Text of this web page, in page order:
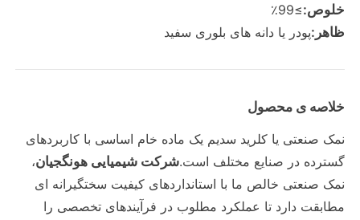
خلوص:≥99٪
ظاهر:پودر یا دانه های بلوری سفید
خلاصه ی محصول
نمک صنعتی یا کلرید سدیم یک ماده خام اساسی با کاربردهای
گسترده در صنایع مختلف است.شرکت شیمیایی هونگجيان،
نمک صنعتی خالص ما با استانداردهای کیفیت سختگیرانه ای
مطابقت دارد تا عملکرد مطلوب در فرآیندهای تخصصی را